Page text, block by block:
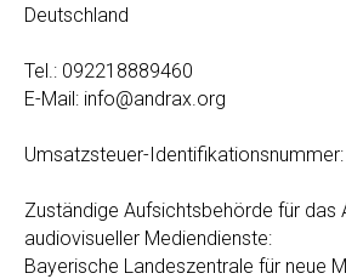
Deutschland
Tel.: 092218889460
E-Mail: info@andrax.org
Umsatzsteuer-
Zuständige Aufsichtsbehörde für das
audiovisueller Mediendienste:
Bayerische Landeszentrale für neue